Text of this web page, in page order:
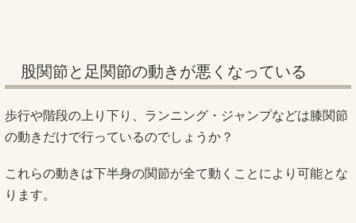
股関節と足関節の動きが悪くなっている
歩行や階段の上り下り、ランニング・ジャンプなどは膝関節
の動きだけで行っているのでしょうか？
これらの動きは下半身の関節が全て動くことにより可能とな
ります。